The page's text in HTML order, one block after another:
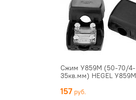
Сжим У859М (50-70/4-
35кв.мм) HEGEL У859М
157